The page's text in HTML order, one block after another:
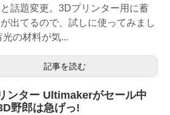
話題変更。3Dプリンター用に蓄
出てるので、試しに使ってみまし
光の材料が気...
記事を読む
ンター Ultimakerがセール中
野郎は急げっ!